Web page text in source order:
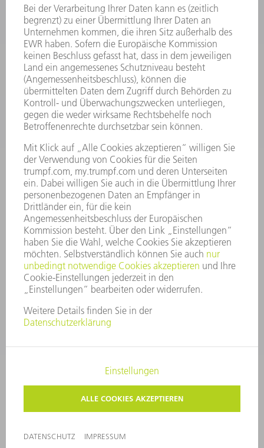
LEISTUNGSELEKTRONIK
ELEKTROWERKZEUGE
SMART FACTORY
SOFTWARE
SERVICES
ANWENDUNGEN
BRANCHEN
UNTERNEHMEN
KARRIERE
STELLENANGEBOTE
UNTERNEHMENSPROFIL
GESCHÄFTSBERICHT
UNTERNEHMENSGRUNDSÄTZE
COMPLIANCE
HINWEISGEBERSYSTEM
SECURITY
PRESSEMITTEILUNGEN
MAGAZINE
LIEFERANTEN
NACHHALTIGKEIT
UMWELT & KLIMA
SOZIALES & GESELLSCHAFT
UNTERNEHMENSFÜHRUNG
IMPRESSUM
DATENSCHUTZ
COPYRIGHT UND MARKENZEICHEN
AGB
PRIVATSPHÄRE-EINSTELLUNGEN